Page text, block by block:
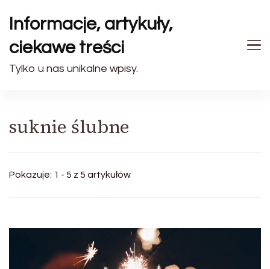
Informacje, artykuły,
ciekawe treści
Tylko u nas unikalne wpisy.
suknie ślubne
Pokazuje: 1 - 5 z 5 artykułów